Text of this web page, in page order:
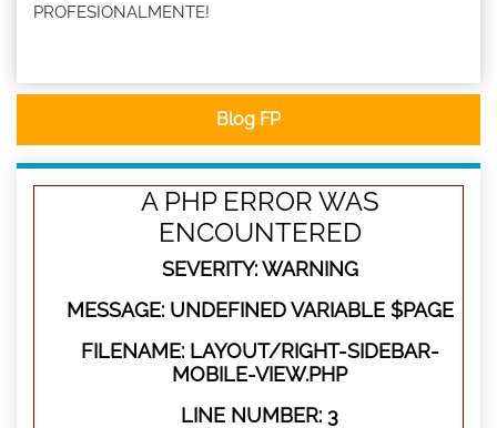
PROFESIONALMENTE!
Blog FP
A PHP ERROR WAS
ENCOUNTERED
SEVERITY: WARNING
MESSAGE: UNDEFINED VARIABLE $PAGE
FILENAME: LAYOUT/RIGHT-SIDEBAR-
MOBILE-VIEW.PHP
LINE NUMBER: 3